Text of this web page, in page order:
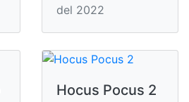
del 2022
Hocus Pocus 2